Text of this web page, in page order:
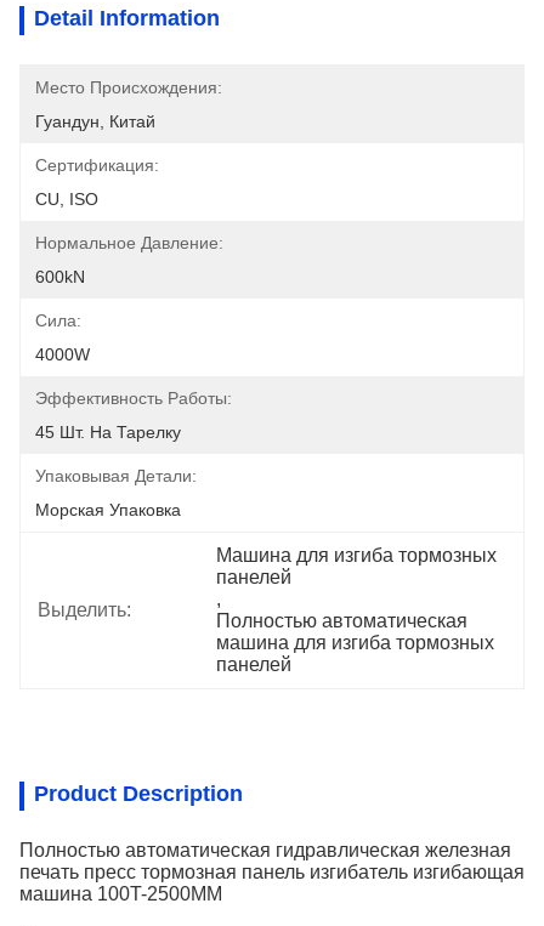
Detail Information
Место Происхождения:
Гуандун, Китай
Сертификация:
CU, ISO
Нормальное Давление:
600kN
Сила:
4000W
Эффективность Работы:
45 Шт. На Тарелку
Упаковывая Детали:
Морская Упаковка
Выделить:
Машина для изгиба тормозных
панелей
,
Полностью автоматическая
машина для изгиба тормозных
панелей
Product Description
Полностью автоматическая гидравлическая железная
печать пресс тормозная панель изгибатель изгибающая
машина 100T-2500MM